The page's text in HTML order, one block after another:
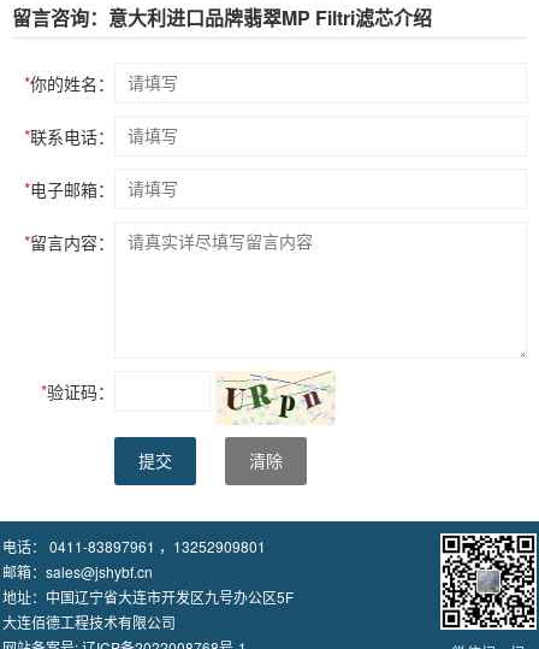
留言咨询：意大利进口品牌翡翠MP Filtri滤芯介绍
*你的姓名：
*联系电话：
*电子邮箱：
*留言内容：
*验证码：
提交 清除
电话： 0411-83897961 ，13252909801
邮箱：sales@jshybf.cn
地址：中国辽宁省大连市开发区九号办公区5F
大连佰德工程技术有限公司